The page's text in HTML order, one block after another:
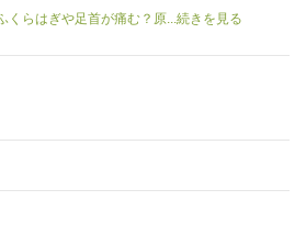
くらはぎや足首が痛む？原...続きを見る